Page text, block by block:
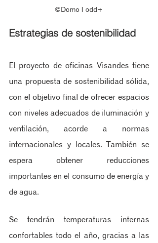
©Domo ‖ odd+
Estrategias de sostenibilidad
El proyecto de oficinas Visandes tiene
una propuesta de sostenibilidad sólida,
con el objetivo final de ofrecer espacios
con niveles adecuados de iluminación y
ventilación, acorde a normas
internacionales y locales. También se
espera obtener reducciones
importantes en el consumo de energía y
de agua.
Se tendrán temperaturas internas
confortables todo el año, gracias a las